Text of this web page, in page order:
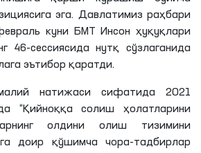
эга. Давлатимиз раҳбари
куни БМТ Инсон ҳуқуқлари
46-сессиясида нутқ сўзлаганида
эътибор қаратди.
натижаси сифатида 2021
“Қийноққа солиш ҳолатларини
олдини олиш тизимини
доир қўшимча чора-тадбирлар